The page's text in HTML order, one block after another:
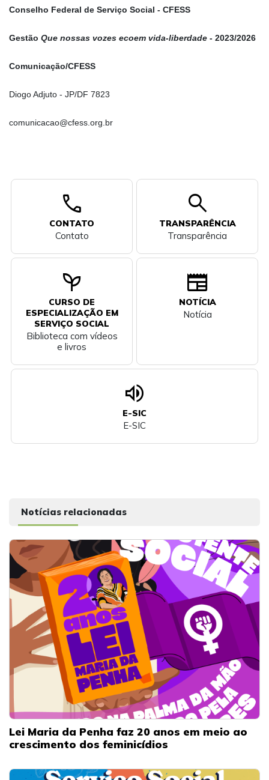
Conselho Federal de Serviço Social - CFESS
Gestão Que nossas vozes ecoem vida-liberdade - 2023/2026
Comunicação/CFESS
Diogo Adjuto - JP/DF 7823
comunicacao@cfess.org.br
call
CONTATO
Contato
search
TRANSPARÊNCIA
Transparência
psychiatry
CURSO DE
ESPECIALIZAÇÃO EM
SERVIÇO SOCIAL
Biblioteca com vídeos
e livros
newspaper
NOTÍCIA
Notícia
volume_up
E-SIC
E-SIC
Notícias relacionadas
Lei Maria da Penha faz 20 anos em meio ao
crescimento dos feminicídios